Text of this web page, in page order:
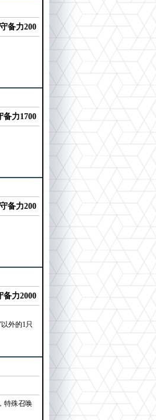
守备力200
备力1700
守备力200
备力2000
外的1只
特殊召唤